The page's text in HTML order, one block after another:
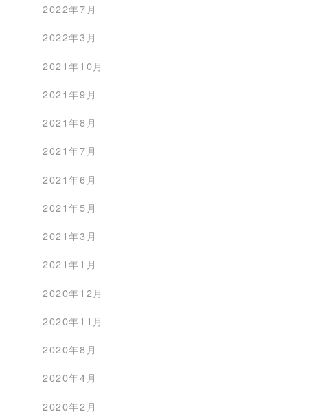
2022年7月
2022年3月
2021年10月
2021年9月
2021年8月
2021年7月
2021年6月
2021年5月
2021年3月
2021年1月
2020年12月
2020年11月
2020年8月
2020年4月
2020年2月